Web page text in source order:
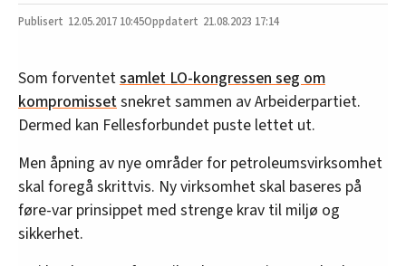
12.05.2017 10:45 21.08.2023 17:14
Som forventetsamlet LO-kongressen seg om
kompromissetsnekret sammen av Arbeiderpartiet.
Dermed kan Fellesforbundet puste lettet ut.
Men åpning av nye områder for petroleumsvirksomhet
skal foregå skrittvis. Ny virksomhet skal baseres på
føre-var prinsippet med strenge krav til miljø og
sikkerhet.